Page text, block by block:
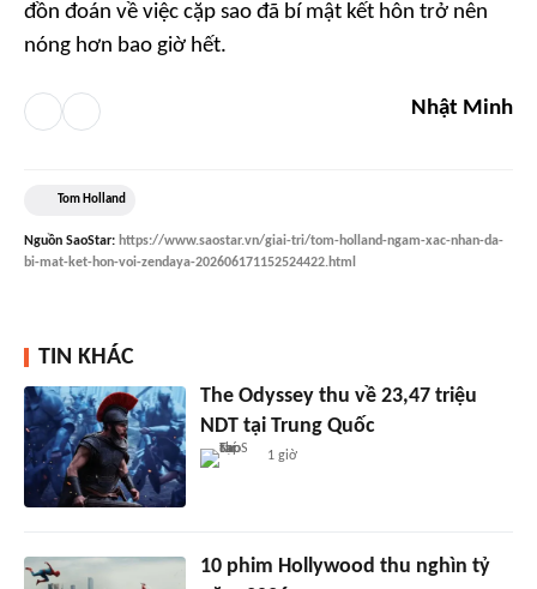
đồn đoán về việc cặp sao đã bí mật kết hôn trở nên
nóng hơn bao giờ hết.
Nhật Minh
Tom Holland
Nguồn SaoStar: https://www.saostar.vn/giai-tri/tom-holland-ngam-xac-nhan-da-
bi-mat-ket-hon-voi-zendaya-202606171152524422.html
TIN KHÁC
The Odyssey thu về 23,47 triệu
NDT tại Trung Quốc
1 giờ
10 phim Hollywood thu nghìn tỷ